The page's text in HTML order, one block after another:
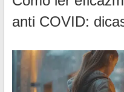
anti COVID: